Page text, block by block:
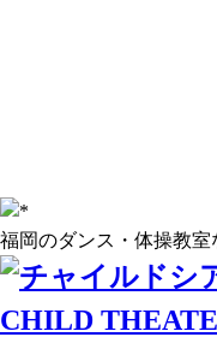
福岡のダンス・体操教室